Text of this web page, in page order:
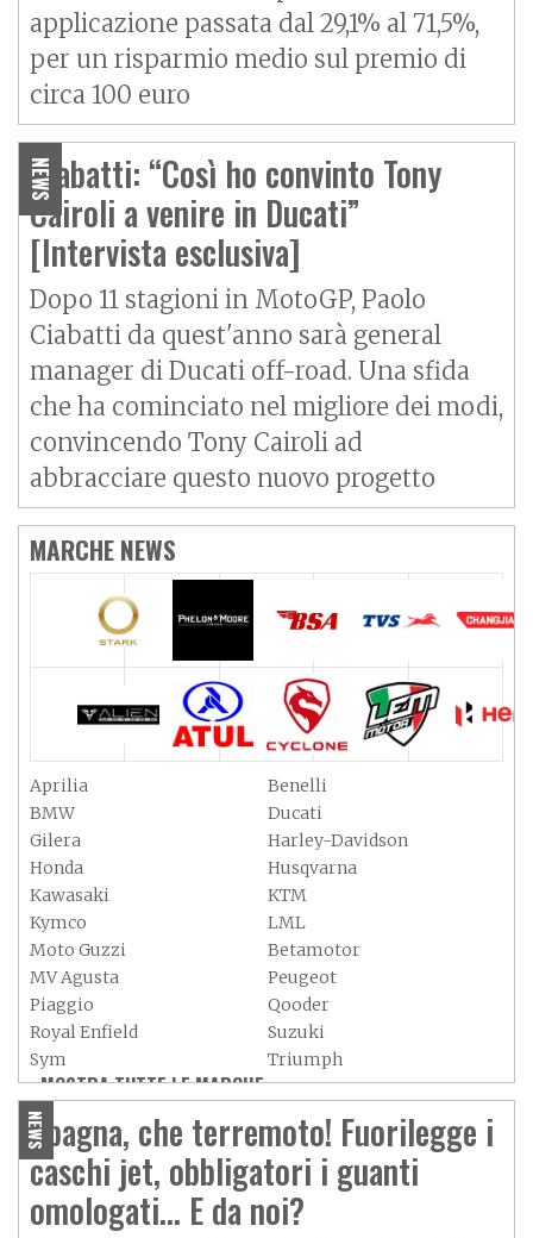
applicazione passata dal 29,1% al 71,5%,
per un risparmio medio sul premio di
circa 100 euro
NEWS
Ciabatti: “Così ho convinto Tony
Cairoli a venire in Ducati”
[Intervista esclusiva]
Dopo 11 stagioni in MotoGP, Paolo
Ciabatti da quest'anno sarà general
manager di Ducati off-road. Una sfida
che ha cominciato nel migliore dei modi,
convincendo Tony Cairoli ad
abbracciare questo nuovo progetto
MARCHE NEWS
Aprilia
Benelli
BMW
Ducati
Gilera
Harley-Davidson
Honda
Husqvarna
Kawasaki
KTM
Kymco
LML
Moto Guzzi
Betamotor
MV Agusta
Peugeot
Piaggio
Qooder
Royal Enfield
Suzuki
Sym
Triumph
Vespa
Yamaha
Adiva
Aeon
Aspes
Axy
Baotian
MOSTRA TUTTE LE MARCHE »
NEWS
Spagna, che terremoto! Fuorilegge i
caschi jet, obbligatori i guanti
omologati... E da noi?